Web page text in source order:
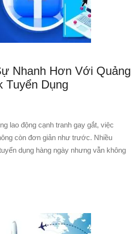
Nhanh Hơn Với Quảng
Tuyển Dụng
lao động cạnh tranh gay gắt, việc
còn đơn giản như trước. Nhiều
dụng hàng ngày nhưng vẫn không